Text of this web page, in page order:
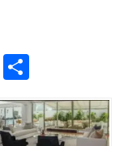
Copy